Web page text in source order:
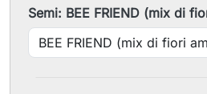
Semi: BEE FRIEND (mix di